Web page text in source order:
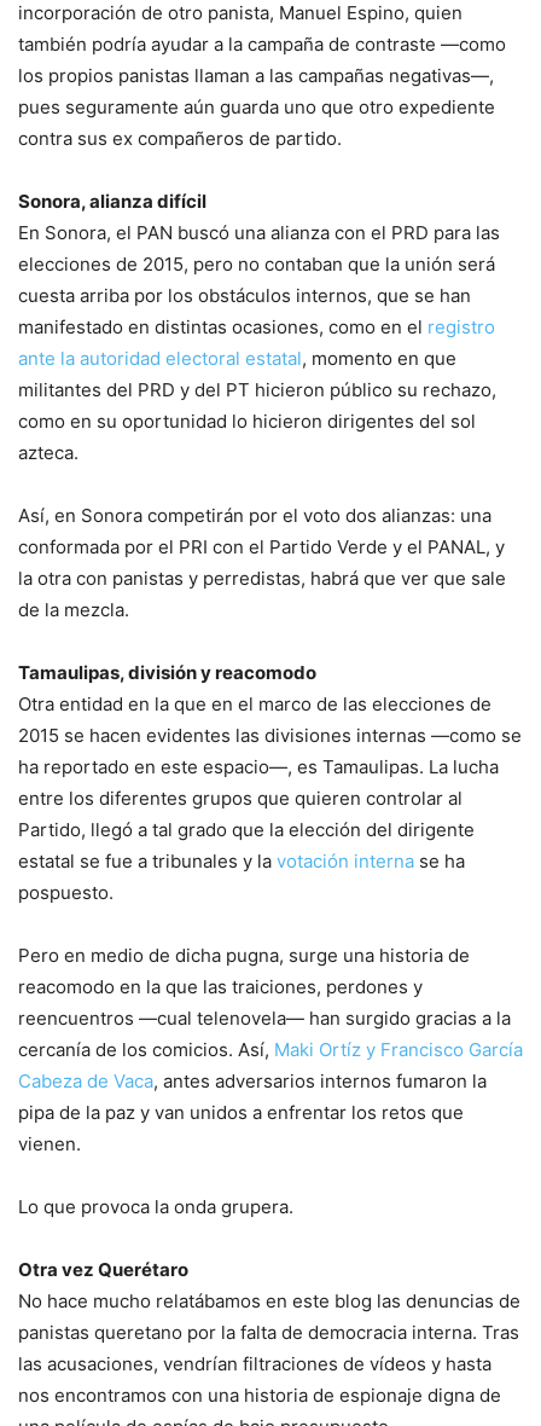
incorporación de otro panista, Manuel Espino, quien
también podría ayudar a la campaña de contraste —como
los propios panistas llaman a las campañas negativas—,
pues seguramente aún guarda uno que otro expediente
contra sus ex compañeros de partido.
Sonora, alianza difícil
En Sonora, el PAN buscó una alianza con el PRD para las
elecciones de 2015, pero no contaban que la unión será
cuesta arriba por los obstáculos internos, que se han
manifestado en distintas ocasiones, como en el registro
ante la autoridad electoral estatal, momento en que
militantes del PRD y del PT hicieron público su rechazo,
como en su oportunidad lo hicieron dirigentes del sol
azteca.
Así, en Sonora competirán por el voto dos alianzas: una
conformada por el PRI con el Partido Verde y el PANAL, y
la otra con panistas y perredistas, habrá que ver que sale
de la mezcla.
Tamaulipas, división y reacomodo
Otra entidad en la que en el marco de las elecciones de
2015 se hacen evidentes las divisiones internas —como se
ha reportado en este espacio—, es Tamaulipas. La lucha
entre los diferentes grupos que quieren controlar al
Partido, llegó a tal grado que la elección del dirigente
estatal se fue a tribunales y la votación interna se ha
pospuesto.
Pero en medio de dicha pugna, surge una historia de
reacomodo en la que las traiciones, perdones y
reencuentros —cual telenovela— han surgido gracias a la
cercanía de los comicios. Así, Maki Ortíz y Francisco García
Cabeza de Vaca, antes adversarios internos fumaron la
pipa de la paz y van unidos a enfrentar los retos que
vienen.
Lo que provoca la onda grupera.
Otra vez Querétaro
No hace mucho relatábamos en este blog las denuncias de
panistas queretano por la falta de democracia interna. Tras
las acusaciones, vendrían filtraciones de vídeos y hasta
nos encontramos con una historia de espionaje digna de